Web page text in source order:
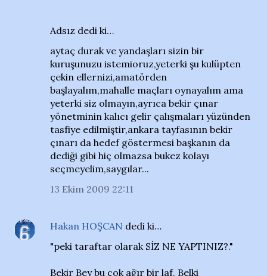
Adsız dedi ki…
aytaç durak ve yandaşları sizin bir
kuruşunuzu istemioruz,yeterki şu kulüpten
çekin ellernizi,amatörden
başlayalım,mahalle maçları oynayalım ama
yeterki siz olmayın,ayrıca bekir çınar
yönetminin kalıcı gelir çalışmaları yüzünden
tasfiye edilmiştir,ankara tayfasının bekir
çınarı da hedef göstermesi başkanın da
dediği gibi hiç olmazsa bukez kolayı
seçmeyelim,saygılar...
13 Ekim 2009 22:11
Hakan HOŞCAN dedi ki…
"peki taraftar olarak SİZ NE YAPTINIZ?."
Bekir Bey bu çok ağır bir laf. Belki